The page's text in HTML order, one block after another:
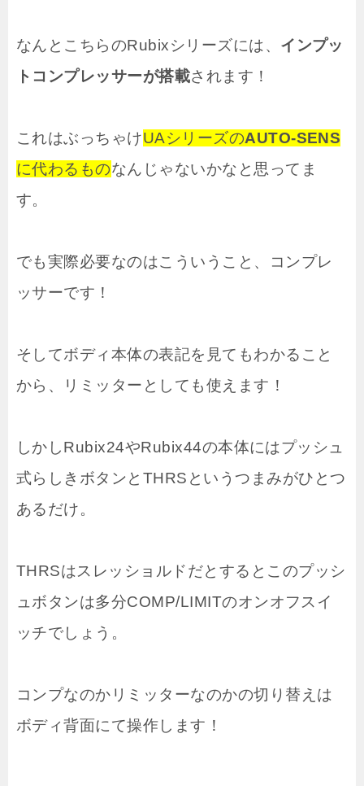
なんとこちらのRubixシリーズには、 インプッ
トコンプレッサーが搭載されます！
これはぶっちゃけUAシリーズのAUTO-SENS
に代わるものなんじゃないかなと思ってま
す。
でも実際必要なのはこういうこと、コンプレ
ッサーです！
そしてボディ本体の表記を見てもわかること
から、リミッターとしても使えます！
しかしRubix24やRubix44の本体にはプッシュ
式らしきボタンとTHRSというつまみがひとつ
あるだけ。
THRSはスレッショルドだとするとこのプッシ
ュボタンは多分COMP/LIMITのオンオフスイ
ッチでしょう。
コンプなのかリミッターなのかの切り替えは
ボディ背面にて操作します！